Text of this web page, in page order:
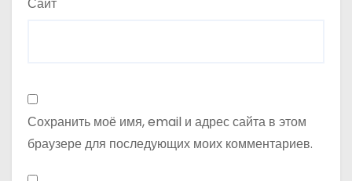
Сохранить моё имя, email и адрес сайта в этом
браузере для последующих моих комментариев.